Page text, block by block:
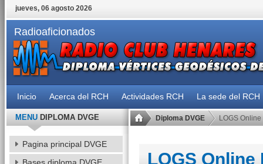
jueves, 06 agosto 2026
Radioaficionados
Inicio Acerca del RCH Actividades RCH La sede del RCH
Diploma DVGE LOGS Online
LOGS Online
MENUDIPLOMA DVGE
Pagina principal DVGE